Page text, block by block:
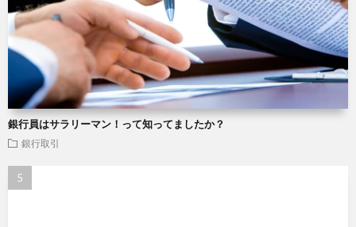
銀行員はサラリーマン！って知ってましたか？
銀行取引